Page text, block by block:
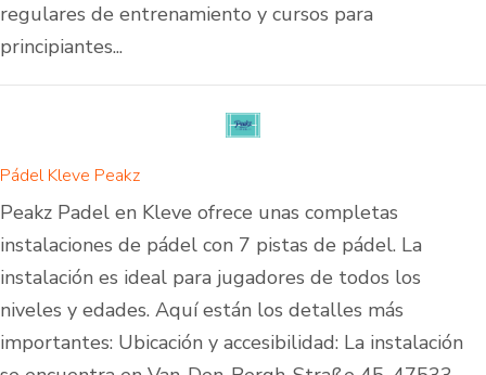
regulares de entrenamiento y cursos para
principiantes...
Pádel Kleve Peakz
Peakz Padel en Kleve ofrece unas completas
instalaciones de pádel con 7 pistas de pádel. La
instalación es ideal para jugadores de todos los
niveles y edades. Aquí están los detalles más
importantes: Ubicación y accesibilidad: La instalación